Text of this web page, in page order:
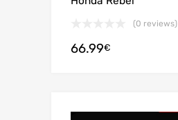
(0 reviews)
66.99€